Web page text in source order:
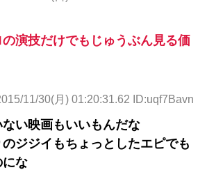
演技だけでもじゅうぶん見る価
11/30(月) 01:20:31.62 ID:uqf7Bavn
い映画もいいもんだな
ジジイもちょっとしたエピでも
にな